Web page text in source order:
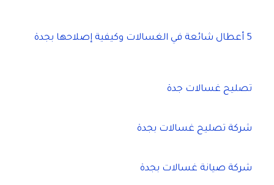
5 أعطال شائعة في الغسالات وكيفية إصلاحها بجدة
تصليح غسالات جدة
شركة تصليح غسالات بجدة
شركة صيانة غسالات بجدة